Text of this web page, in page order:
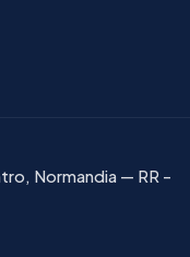
Normandia — RR -